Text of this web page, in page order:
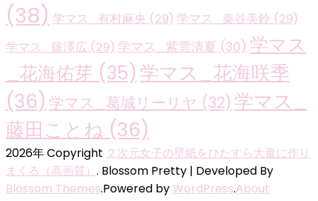
(38) 学マス_有村麻央 (29) 学マス_秦谷美鈴 (29)
学マス_篠澤広 (29) 学マス_紫雲清夏 (30) 学マス
_花海佑芽 (35) 学マス_花海咲季
(36) 学マス_葛城リーリヤ (32) 学マス_
藤田ことね (36)
2026年 Copyright ２次元女子の壁紙をひたすら大量に作り
まくる（高画質） . Blossom Pretty | Developed By
Blossom Themes.Powered byWordPress.About